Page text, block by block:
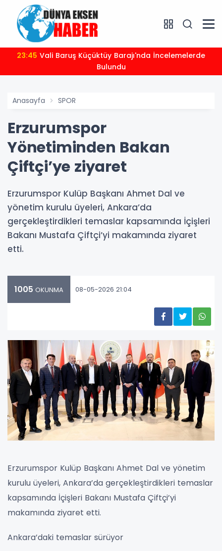
23:45
Bulundu
Anasayfa SPOR
Erzurumspor
Yönetiminden Bakan
Çiftçi’ye ziyaret
Erzurumspor Kulüp Başkanı Ahmet Dal ve
yönetim kurulu üyeleri, Ankara’da
gerçekleştirdikleri temaslar kapsamında İçişleri
Bakanı Mustafa Çiftçi’yi makamında ziyaret
etti.
1005 OKUNMA 08-05-2026 21:04
Erzurumspor Kulüp Başkanı Ahmet Dal ve yönetim
kurulu üyeleri, Ankara’da gerçekleştirdikleri temaslar
kapsamında İçişleri Bakanı Mustafa Çiftçi’yi
makamında ziyaret etti.
Ankara’daki temaslar sürüyor